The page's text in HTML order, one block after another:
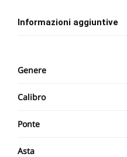
Informazioni aggiuntive
Genere
Calibro
Ponte
Asta